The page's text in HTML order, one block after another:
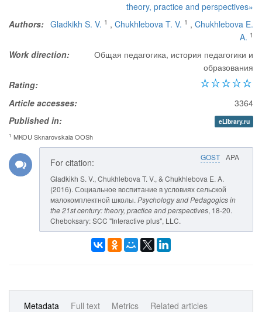
theory, practice and perspectives»
Authors: Gladkikh S. V. 1 , Chukhlebova T. V. 1 , Chukhlebova E.
A. 1
Work direction:
Общая педагогика, история педагогики и
образования
Rating:
Article accesses:
3364
Published in:
eLibrary.ru
1 MKOU Sknarovskaia OOSh
GOST APA
For citation:
Gladkikh S. V., Chukhlebova T. V., & Chukhlebova E. A.
(2016). Социальное воспитание в условиях сельской
малокомплектной школы. Psychology and Pedagogics in
the 21st century: theory, practice and perspectives, 18-20.
Cheboksary: SCC "Interactive plus", LLC.
Metadata Full text Metrics Related articles